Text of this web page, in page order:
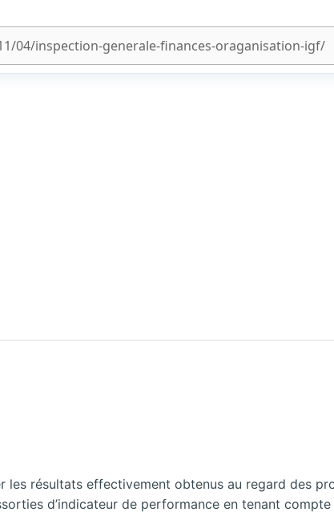
les résultats effectivement obtenus au regard des
d’indicateur de performance en tenant